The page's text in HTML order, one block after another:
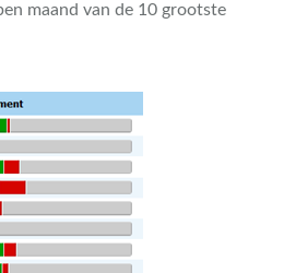
maand van de 10 grootste